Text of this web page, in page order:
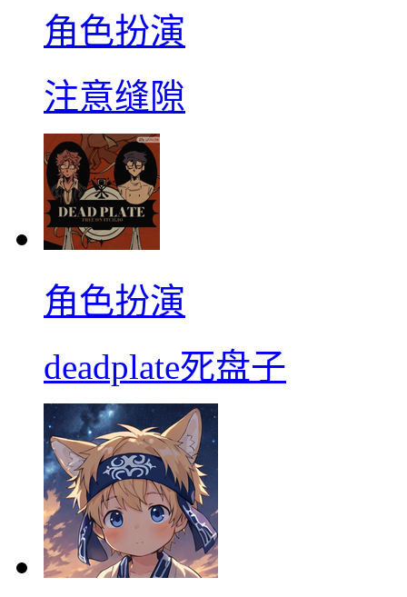
角色扮演
注意缝隙
角色扮演
deadplate死盘子